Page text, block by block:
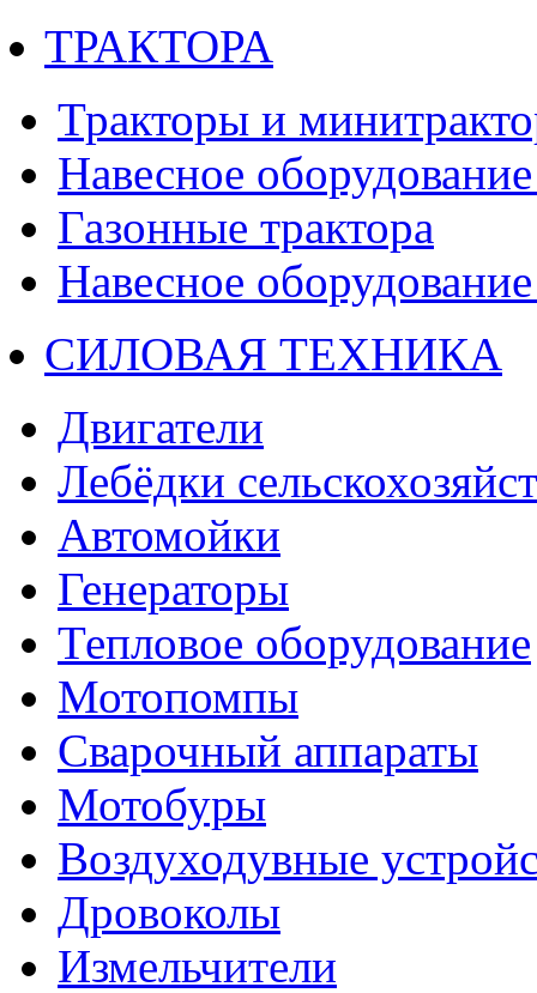
ТРАКТОРА
Тракторы и
Навесное
Газонные трактора
Навесное
СИЛОВАЯ ТЕХНИКА
Двигатели
Лебёдки
Автомойки
Генераторы
Тепловое оборудование
Мотопомпы
Сварочный аппараты
Мотобуры
Воздуходувные
Дровоколы
Измельчители